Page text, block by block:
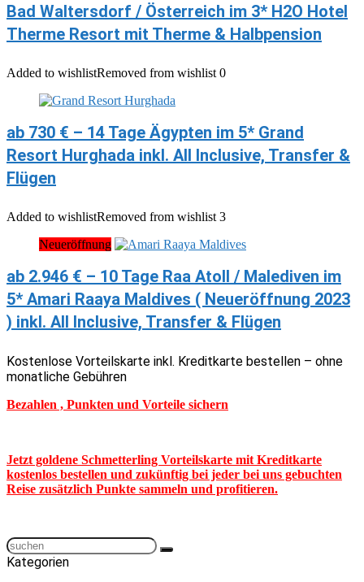
Bad Waltersdorf / Österreich im 3* H2O Hotel
Therme Resort mit Therme & Halbpension
Added to wishlistRemoved from wishlist 0
ab 730 € – 14 Tage Ägypten im 5* Grand
Resort Hurghada inkl. All Inclusive, Transfer &
Flügen
Added to wishlistRemoved from wishlist 3
Neueröffnung
ab 2.946 € – 10 Tage Raa Atoll / Malediven im
5* Amari Raaya Maldives ( Neueröffnung 2023
) inkl. All Inclusive, Transfer & Flügen
Kostenlose Vorteilskarte inkl. Kreditkarte bestellen – ohne
monatliche Gebühren
Bezahlen , Punkten und Vorteile sichern
Jetzt goldene Schmetterling Vorteilskarte mit Kreditkarte
kostenlos bestellen und zukünftig bei jeder bei uns gebuchten
Reise zusätzlich Punkte sammeln und profitieren.
Kategorien